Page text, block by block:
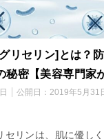
リセリン]とは？
秘密【美容専門家
公開日： 2019年5月31
セリンは、肌に優し